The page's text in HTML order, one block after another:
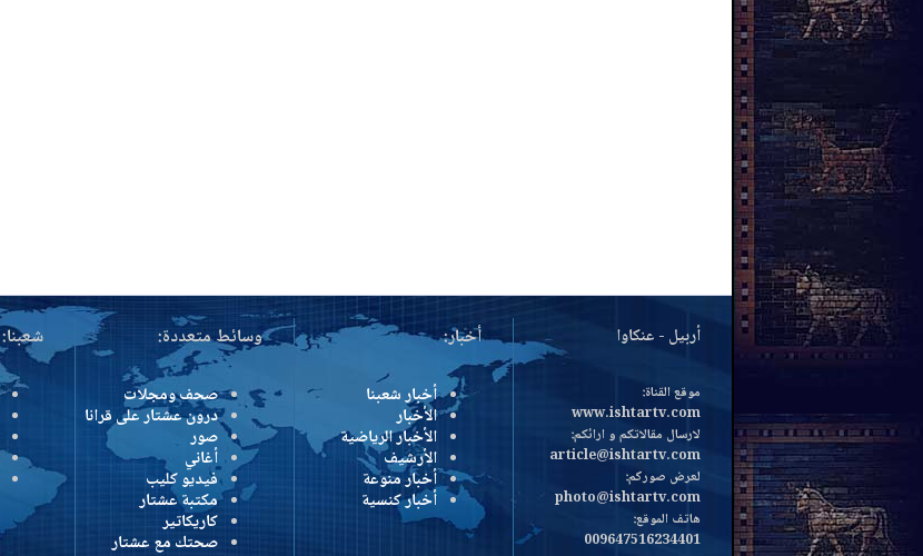
أربيل - عنكاوا
موقع القناة:
www.ishtartv.com
لارسال مقالاتكم و ارائكم:
article@ishtartv.com
لعرض صوركم:
photo@ishtartv.com
هاتف الموقع:
009647516234401
أخبار:
أخبار شعبنا
الأخبار
الأخبار الرياضية
الأرشيف
أخبار منوعة
أخبار كنسية
وسائط متعددة:
صحف ومجلات
درون عشتار على قرانا
صور
أغاني
فيديو كليب
مكتبة عشتار
كاريكاتير
صحتك مع عشتار
شعبنا: